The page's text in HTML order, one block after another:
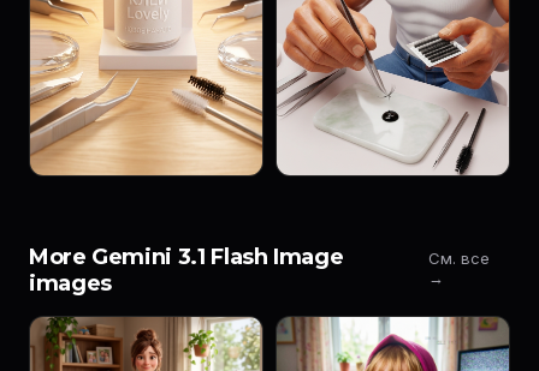
More Gemini 3.1 Flash Image
images
См. все
→